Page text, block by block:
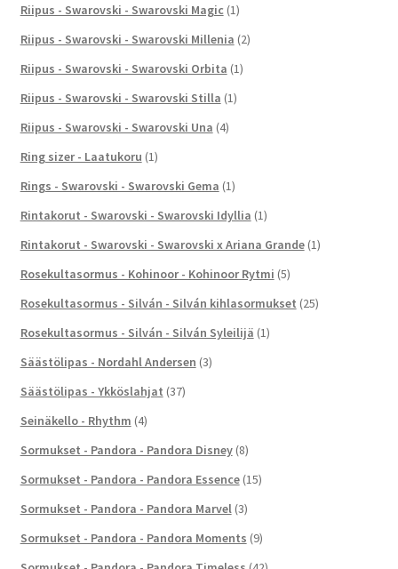
Riipus - Swarovski - Swarovski Magic (1)
Riipus - Swarovski - Swarovski Millenia (2)
Riipus - Swarovski - Swarovski Orbita (1)
Riipus - Swarovski - Swarovski Stilla (1)
Riipus - Swarovski - Swarovski Una (4)
Ring sizer - Laatukoru (1)
Rings - Swarovski - Swarovski Gema (1)
Rintakorut - Swarovski - Swarovski Idyllia (1)
Rintakorut - Swarovski - Swarovski x Ariana Grande (1)
Rosekultasormus - Kohinoor - Kohinoor Rytmi (5)
Rosekultasormus - Silván - Silván kihlasormukset (25)
Rosekultasormus - Silván - Silván Syleilijä (1)
Säästölipas - Nordahl Andersen (3)
Säästölipas - Ykköslahjat (37)
Seinäkello - Rhythm (4)
Sormukset - Pandora - Pandora Disney (8)
Sormukset - Pandora - Pandora Essence (15)
Sormukset - Pandora - Pandora Marvel (3)
Sormukset - Pandora - Pandora Moments (9)